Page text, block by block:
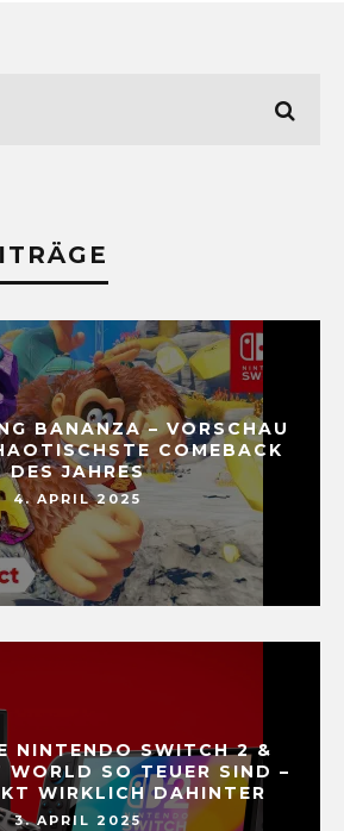
BANANZA – VORSCHAU
COMEBACK
DES JAHRES
4. APRIL 2025
NINTENDO SWITCH 2 &
WORLD SO TEUER SIND –
WIRKLICH DAHINTER
3. APRIL 2025